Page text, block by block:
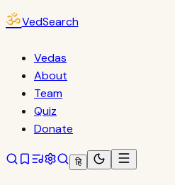
ॐVedSearch
Vedas
About
Team
Quiz
Donate
हि